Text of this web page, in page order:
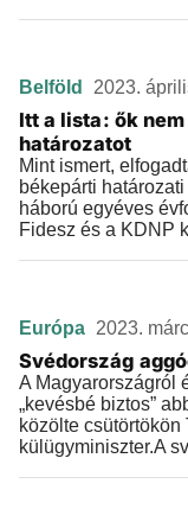
Belföld 2023.
Itt a lista: ők
határozatot
Mint ismert,
békepárti
háború egyéves
Fidesz és a KDNP
Európa 2023.
Svédország
A Magyarországról
„kevésbé biztos”
közölte csütörtökön
külügyminiszter.A